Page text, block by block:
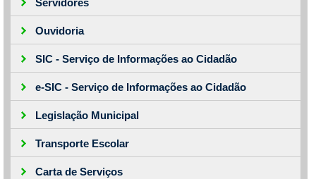
Servidores
Ouvidoria
SIC - Serviço de Informações ao Cidadão
e-SIC - Serviço de Informações ao Cidadão
Legislação Municipal
Transporte Escolar
Carta de Serviços